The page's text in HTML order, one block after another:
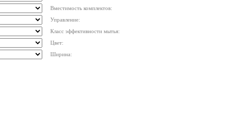
Вместимость комплектов:
Управление:
Класс эффективности мытья:
Цвет:
Ширина: